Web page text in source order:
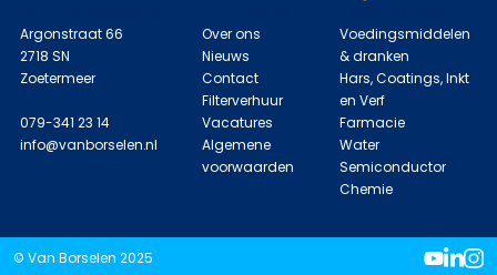
Argonstraat 66
2718 SN
Zoetermeer
079-341 23 14
info@vanborselen.nl
Over ons
Nieuws
Contact
Filterverhuur
Vacatures
Algemene
voorwaarden
Voedingsmiddelen
& dranken
Hars, Coatings, Inkt
en Verf
Farmacie
Water
Semiconductor
Chemie
© Van Borselen 2025